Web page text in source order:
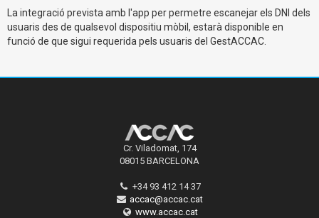
La integració prevista amb l'app per permetre escanejar els DNI dels
usuaris des de qualsevol dispositiu mòbil, estarà disponible en
funció de que sigui requerida pels usuaris del GestACCAC.
Cr. Viladomat, 174
08015 BARCELONA
+34 93 412 14 37
accac@accac.cat
www.accac.cat